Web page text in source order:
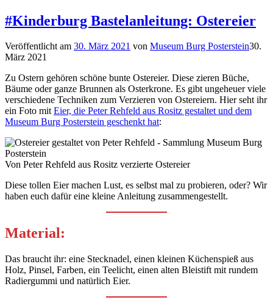
#Kinderburg Bastelanleitung: Ostereier
Veröffentlicht am 30. März 2021 von Museum Burg Posterstein30.
März 2021
Zu Ostern gehören schöne bunte Ostereier. Diese zieren Büche,
Bäume oder ganze Brunnen als Osterkrone. Es gibt ungeheuer viele
verschiedene Techniken zum Verzieren von Ostereiern. Hier seht ihr
ein Foto mitEier, die Peter Rehfeld aus Rositz gestaltet und dem
Museum Burg Posterstein geschenkt hat:
Von Peter Rehfeld aus Rositz verzierte Ostereier
Diese tollen Eier machen Lust, es selbst mal zu probieren, oder? Wir
haben euch dafür eine kleine Anleitung zusammengestellt.
Material:
Das braucht ihr: eine Stecknadel, einen kleinen Küchenspieß aus
Holz, Pinsel, Farben, ein Teelicht, einen alten Bleistift mit rundem
Radiergummi und natürlich Eier.